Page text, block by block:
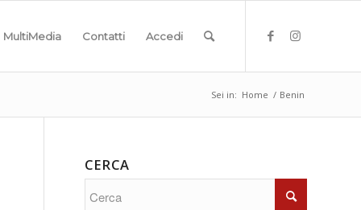
MultiMedia Contatti Accedi
Sei in: Home / Benin
CERCA